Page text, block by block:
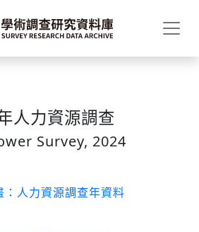
人力資源調查
Survey, 2024
：人力資源調查年資料